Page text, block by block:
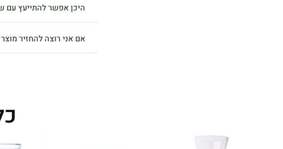
היכן אפשר להתייעץ עם
אם אני רוצה להחזיר